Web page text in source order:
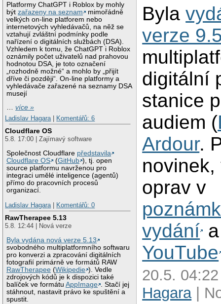
Platformy ChatGPT i Roblox by mohly
býtzařazeny na seznam
mimořádně
velkých on-line platforem nebo
internetových vyhledávačů, na něž se
vztahují zvláštní podmínky podle
nařízení o digitálních službách (DSA).
Vzhledem k tomu, že ChatGPT i Roblox
oznámily počet uživatelů nad prahovou
hodnotou DSA, je toto označení
„rozhodně možné“ a mohlo by „přijít
dříve či později“. On-line platformy a
vyhledávače zařazené na seznamy DSA
musejí
…více »
Ladislav Hagara
Komentářů: 6
Cloudflare OS
5.8. 17:00 | Zajímavý software
Společnost Cloudflare představila
Cloudflare OS
(GitHub ), tj. open
source platformu navrženou pro
integraci umělé inteligence (agentů)
přímo do pracovních procesů
organizací.
Ladislav Hagara
Komentářů: 0
RawTherapee 5.13
5.8. 12:44 | Nová verze
Byla vydána nová verze 5.13
svobodného multiplatformního softwaru
pro konverzi a zpracování digitálních
fotografií primárně ve formátů RAW
RawTherapee (Wikipedie ). Vedle
zdrojových kódů je k dispozici také
balíček ve formátuAppImage . Stačí jej
stáhnout, nastavit právo ke spuštění a
spustit.
Byla
verze
digitální
stanice
audiem (
Ardour.
oprav v
vydání
YouTube
20.5.
Hagara|